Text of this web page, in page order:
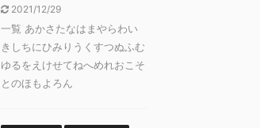
2021/12/29
一覧 あかさたなはまやらわい
きしちにひみりうくすつぬふむ
ゆるをえけせてねへめれおこそ
とのほもよろん